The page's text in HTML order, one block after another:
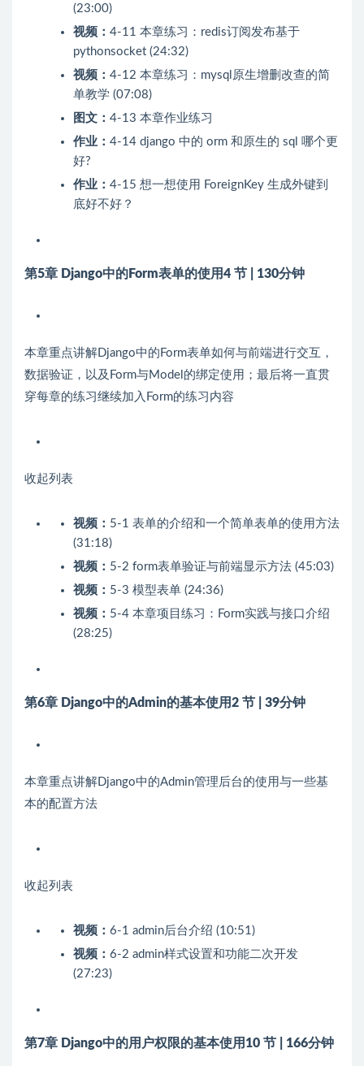
(23:00)
视频： 4-11 本章练习：redis订阅发布基于
pythonsocket (24:32)
视频： 4-12 本章练习：mysql原生增删改查的简
单教学 (07:08)
图文： 4-13 本章作业练习
作业： 4-14 django 中的 orm 和原生的 sql 哪个更
好?
作业： 4-15 想一想使用 ForeignKey 生成外键到
底好不好？
第5章 Django中的Form表单的使用4 节 | 130分钟
本章重点讲解Django中的Form表单如何与前端进行交互，
数据验证，以及Form与Model的绑定使用；最后将一直贯
穿每章的练习继续加入Form的练习内容
收起列表
视频： 5-1 表单的介绍和一个简单表单的使用方法
(31:18)
视频： 5-2 form表单验证与前端显示方法 (45:03)
视频： 5-3 模型表单 (24:36)
视频： 5-4 本章项目练习：Form实践与接口介绍
(28:25)
第6章 Django中的Admin的基本使用2 节 | 39分钟
本章重点讲解Django中的Admin管理后台的使用与一些基
本的配置方法
收起列表
视频： 6-1 admin后台介绍 (10:51)
视频： 6-2 admin样式设置和功能二次开发
(27:23)
第7章 Django中的用户权限的基本使用 10 节 | 166分钟